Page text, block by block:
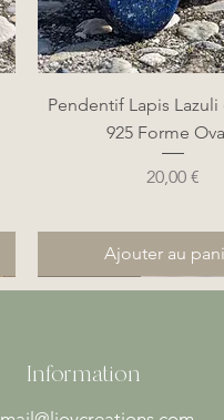
Aperçu rapide
Pendentif Lapis
925 Forme
Prix
20,00 €
Ajouter au
Nouveauté
Nouveauté
Information